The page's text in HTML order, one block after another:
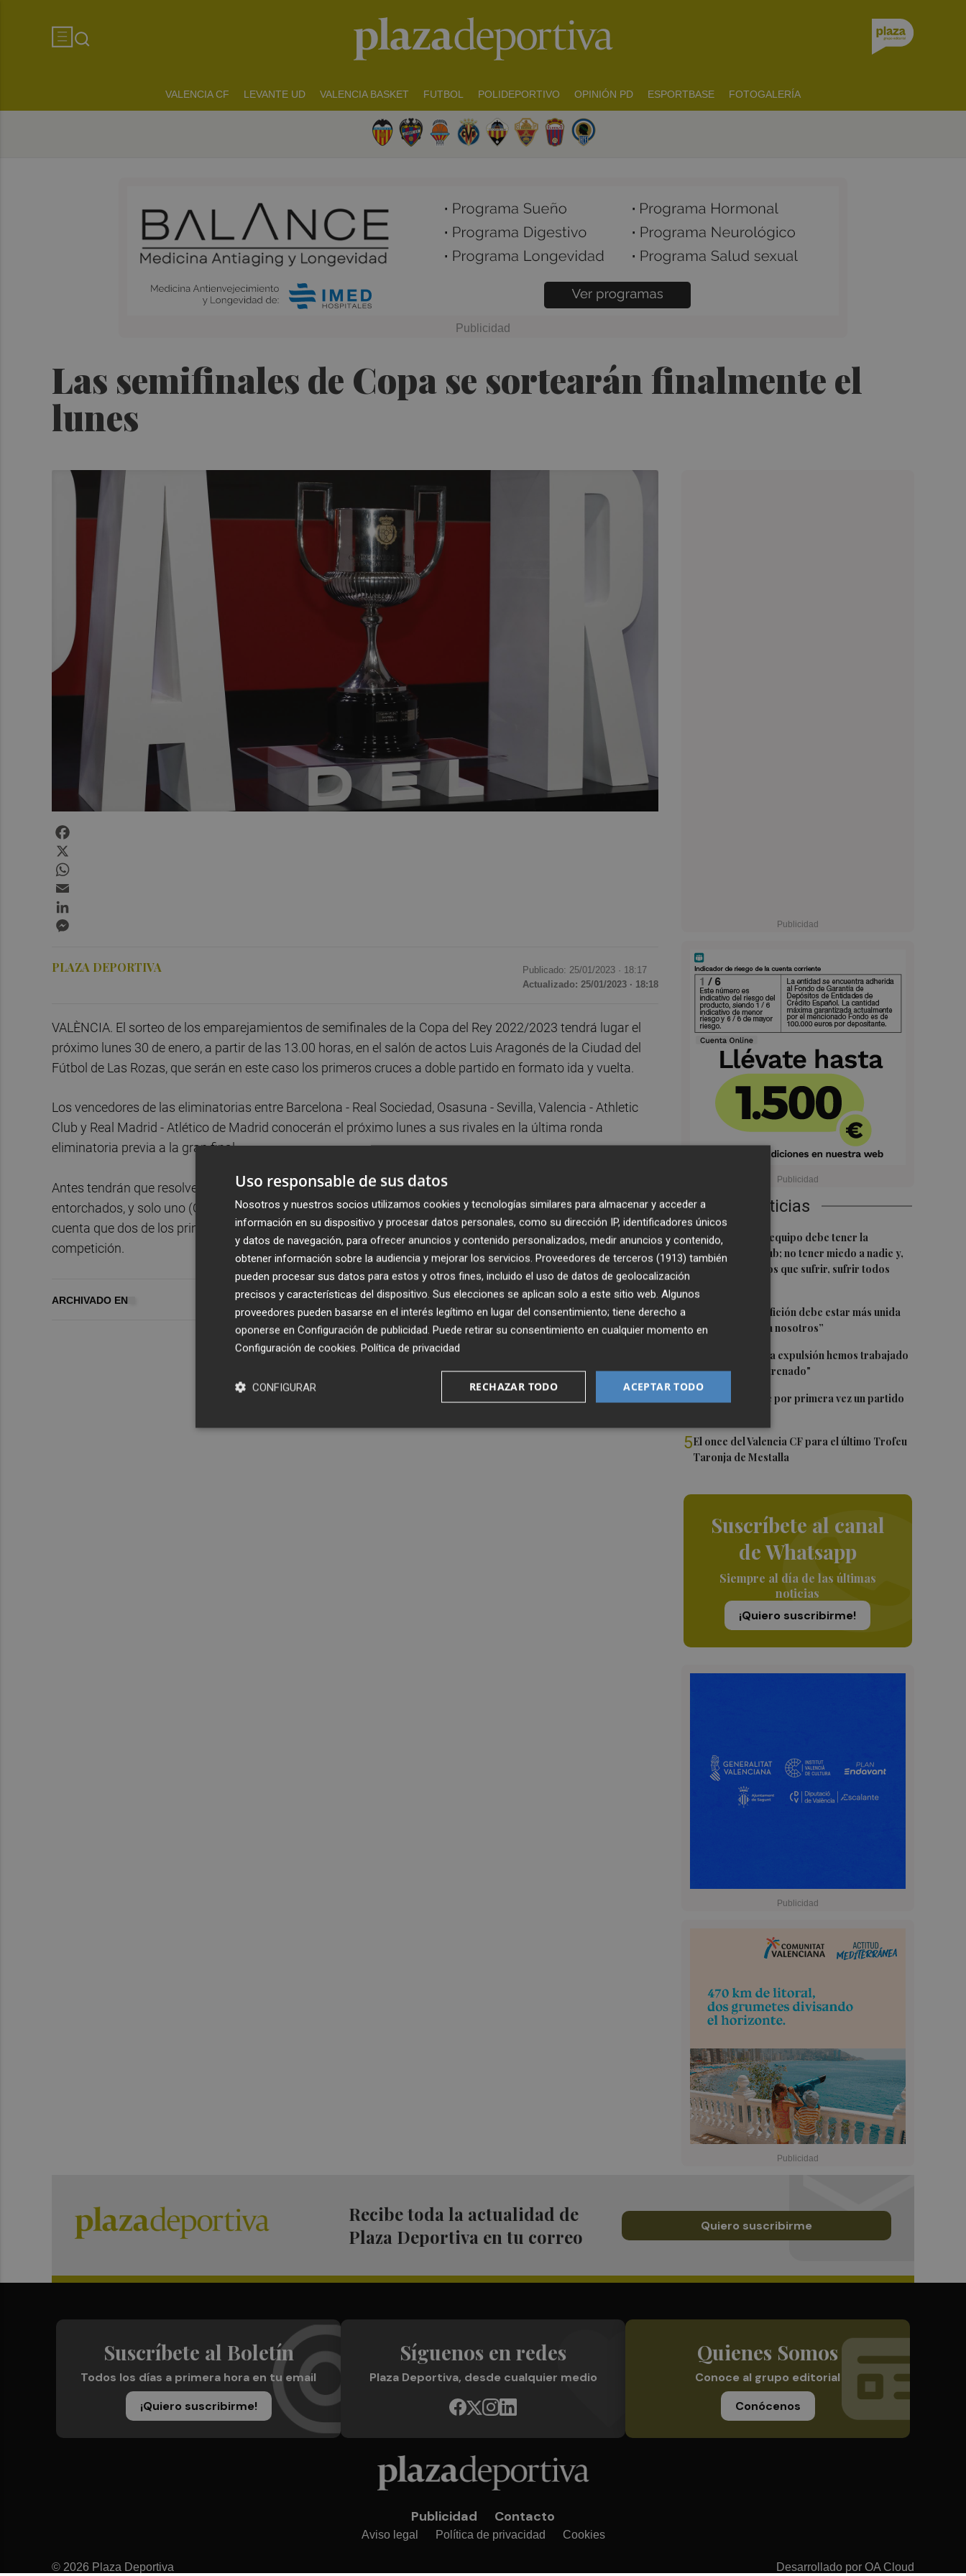
VALENCIA CF LEVANTE UD VALENCIA BASKET FUTBOL POLIDEPORTIVO OPINIÓN PD ESPORTBASE FOTOGALERÍA
Las semifinales de Copa se sortearán finalmente el
lunes
Últimas Noticias
1Luís Castro: "El equipo debe tener la
identidad del club; no tener miedo a nadie y,
cuando tengamos que sufrir, sufrir todos
2
Diakhaby: “La afición debe estar más unida
con el club y con nosotros”
Pepelu: "Hasta la expulsión hemos trabajado
como hemos entrenado"
4 Kiat Lim preside por primera vez un partido
5El once del Valencia CF para el último Trofeu
Taronja de Mestalla
Suscríbete al canal
de Whatsapp
Siempre al día de las últimas
noticias
¡Quiero suscribirme!
PLAZA DEPORTIVA Publicado: 25/01/2023 · 18:17
Actualizado: 25/01/2023 · 18:18
VALÈNCIA. El sorteo de los emparejamientos de semifinales de la Copa del Rey 2022/2023 tendrá lugar el
próximo lunes 30 de enero, a partir de las 13.00 horas, en el salón de actos Luis Aragonés de la Ciudad del
Fútbol de Las Rozas, que serán en este caso los primeros cruces a doble partido en formato ida y vuelta.
Los vencedores de las eliminatorias entre Barcelona - Real Sociedad, Osasuna - Sevilla, Valencia - Athletic
Club y Real Madrid - Atlético de Madrid conocerán el próximo lunes a sus rivales en la última ronda
eliminatoria previa a la gran final.
Antes tendrán que resolverse unos cuartos en los que los ocho equipos participantes suman un total de 99
entorchados, y solo uno (Osasuna) no tiene ninguna Copa en su palmarés. Doble emoción teniendo en
cuenta que dos de los primeros cuatro clasificados de LaLiga Santander se quedarán fuera de la
competición.
ARCHIVADO EN
Recibe toda la actualidad de
Plaza Deportiva en tu correo
Quiero suscribirme
Suscríbete al Boletín
Todos los días a primera hora en tu email
¡Quiero suscribirme!
Síguenos en redes
Plaza Deportiva, desde cualquier medio
Quienes Somos
Conoce al grupo editorial
Conócenos
Publicidad Contacto
Aviso legal Política de privacidad Cookies
© 2026 Plaza Deportiva Desarrollado por OA Cloud
Uso responsable de sus datos
Nosotros y nuestros socios utilizamos cookies y tecnologías similares para almacenar y acceder a
información en su dispositivo y procesar datos personales, como su dirección IP, identificadores únicos
y datos de navegación, para ofrecer anuncios y contenido personalizados, medir anuncios y contenido,
obtener información sobre la audiencia y mejorar los servicios. Proveedores de terceros (1913) también
pueden procesar sus datos para estos y otros fines, incluido el uso de datos de geolocalización
precisos y características del dispositivo. Sus elecciones se aplican solo a este sitio web. Algunos
proveedores pueden basarse en el interés legítimo en lugar del consentimiento; tiene derecho a
oponerse en Configuración de publicidad. Puede retirar su consentimiento en cualquier momento en
Configuración de cookies. Política de privacidad
ACEPTAR TODO
RECHAZAR TODO
CONFIGURAR